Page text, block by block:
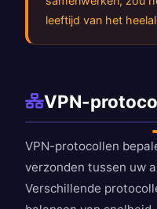
leeftijd van het
VPN-
VPN-protocollen
verzonden tussen uw
Verschillende